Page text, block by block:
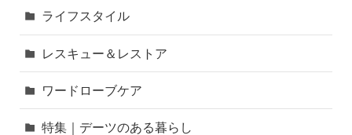
ライフスタイル
レスキュー＆レストア
ワードローブケア
特集｜デーツのある暮らし